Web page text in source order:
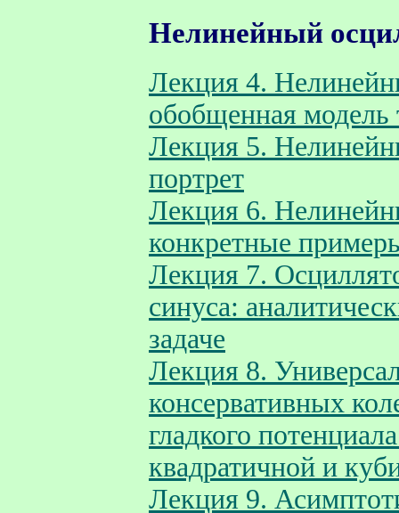
Нелинейный
Лекция 4.
обобщенная модель
Лекция 5.
портрет
Лекция 6.
конкретные
Лекция 7.
синуса:
задаче
Лекция 8.
консервативных
гладкого
квадратичной и
Лекция 9.